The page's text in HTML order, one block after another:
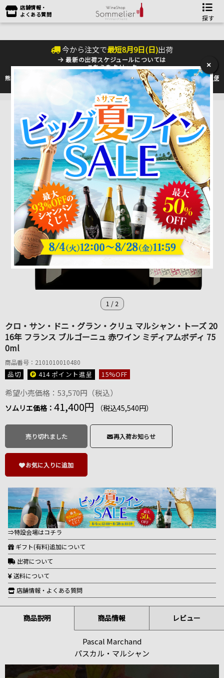
店舗情報・
よくある質問
探す
今から注文で最短8月9日(日)出荷
最新の出荷スケジュールについては
こちらをクリック
熊本地震の影響により九州への配送に遅れが生じております。最新情報は佐川急便
のHP
をご確認下さい。
1 / 2
クロ・サン・ドニ・グラン・クリュ マルシャン・トーズ 20
16年 フランス ブルゴーニュ 赤ワイン ミディアムボディ 75
0ml
商品番号：2101010010480
品切 414 ポイント進呈 15%OFF
希望小売価格：53,570円（税込）
ソムリエ価格： 41,400円 （税込45,540円）
売り切れました 再入荷お知らせ
お気に入りに追加
⇒特設会場はコチラ
ギフト(有料)追加について
出荷について
送料について
店舗情報・よくある質問
商品説明 商品情報 レビュー
Pascal Marchand
パスカル・マルシャン
×